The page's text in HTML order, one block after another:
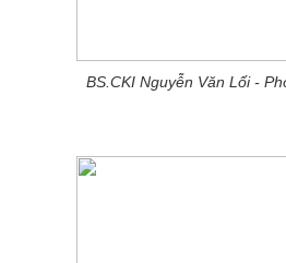
BS.CKI Nguyễn Văn Lối -